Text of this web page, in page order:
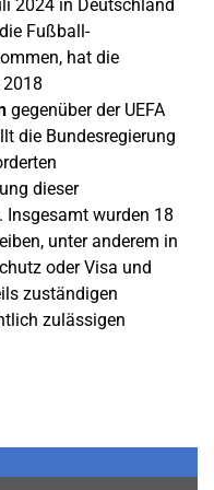
2024 in Deutschland
Fußball-
hat die
2018
gegenüber der UEFA
die Bundesregierung
dieser
Insgesamt wurden 18
unter anderem in
oder Visa und
zuständigen
zulässigen